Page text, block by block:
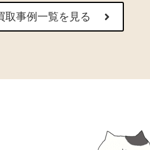
取事例一覧を見る